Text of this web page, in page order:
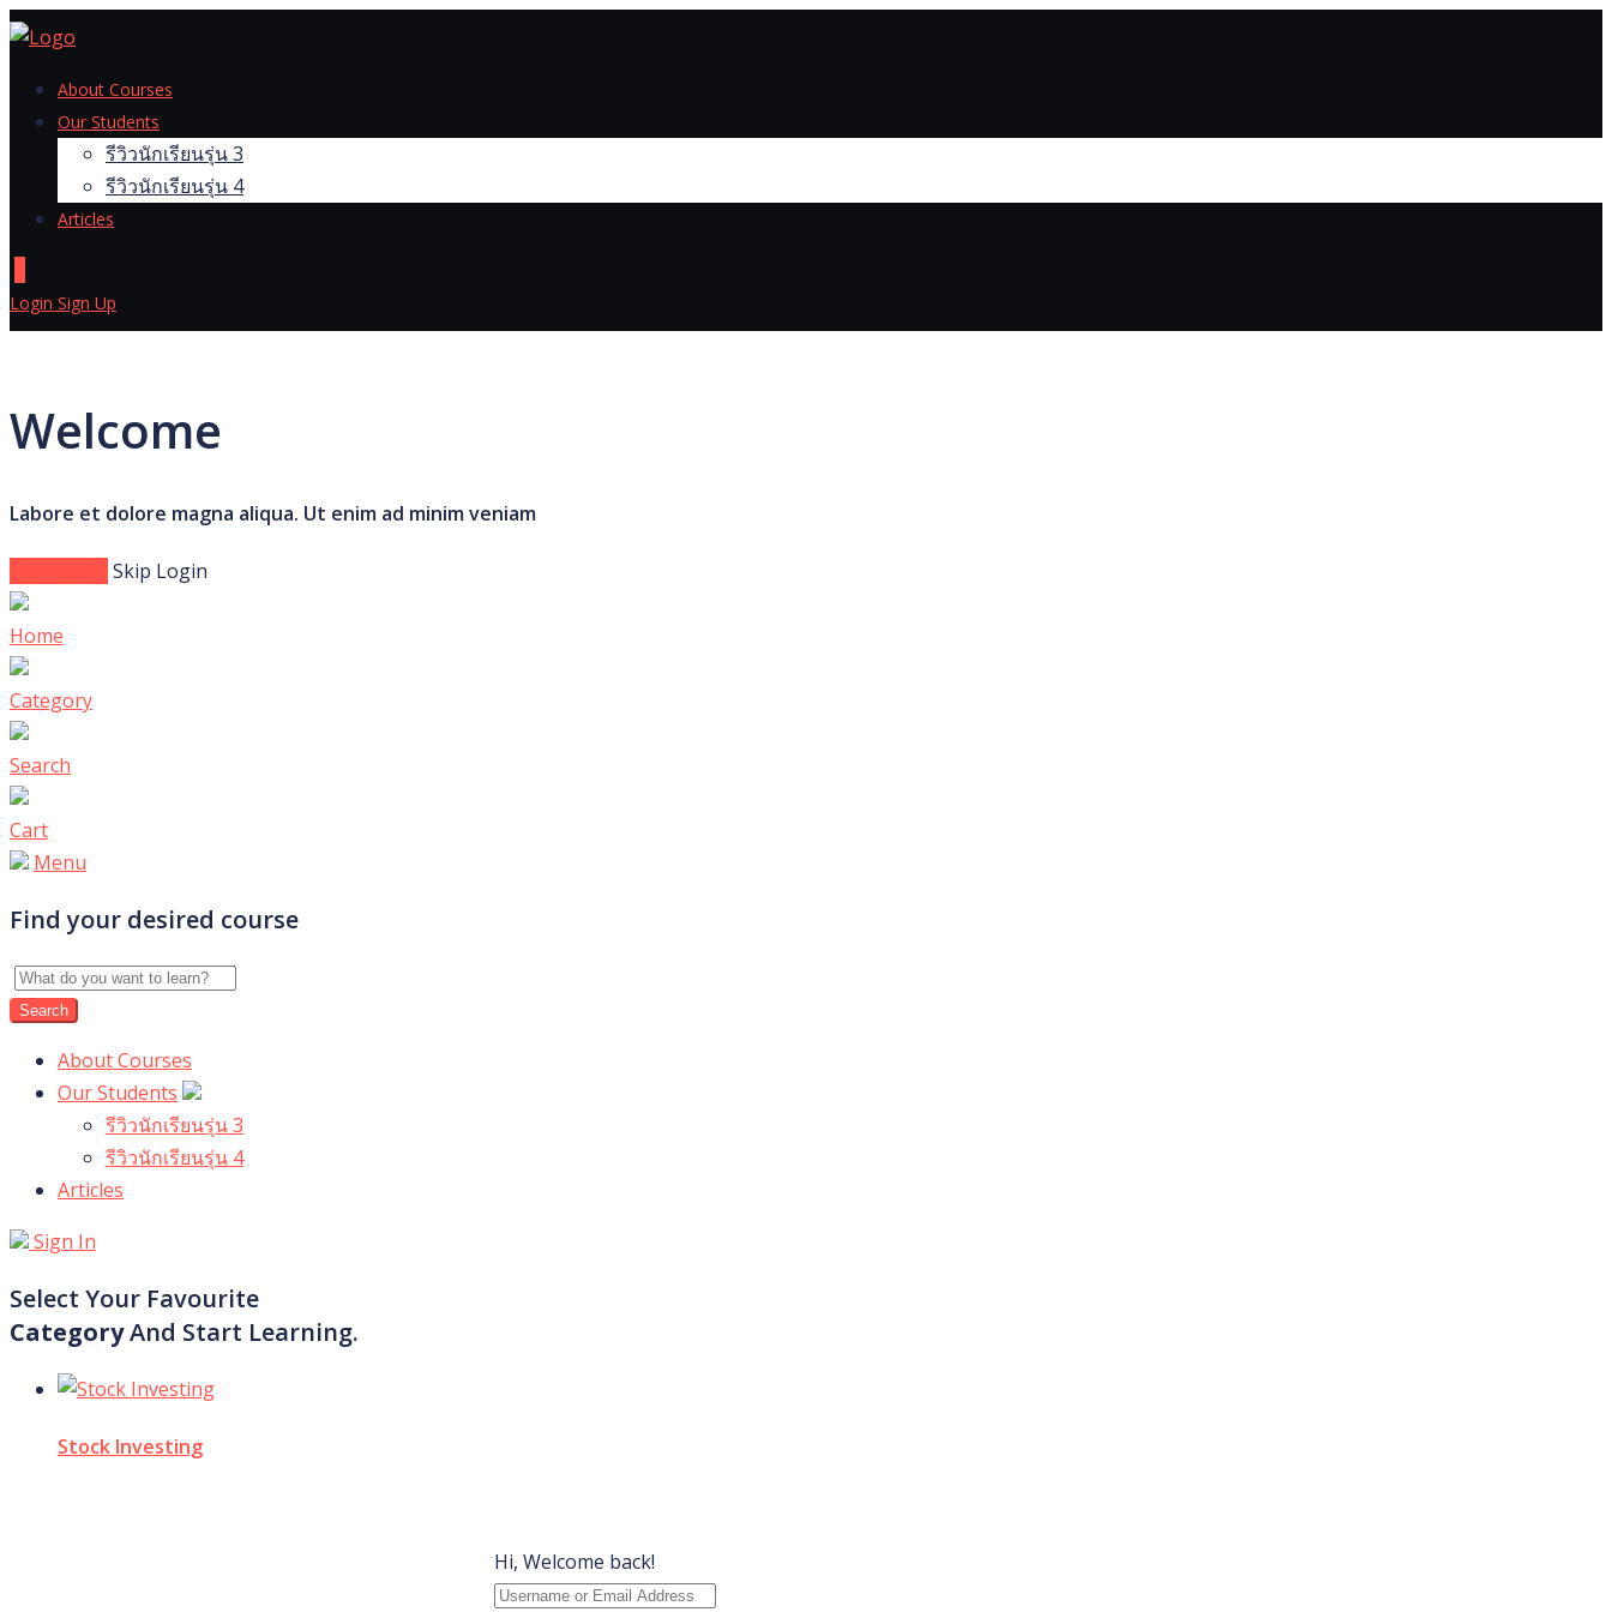
Skip
contentAbout Courses
Our Students
รีวิวนักเรียนรุ่น 3
รีวิวนักเรียนรุ่น 4
Articles
Login Sign Up
Welcome
Labore et dolore magna aliqua. Ut enim ad minim veniam
Skip Login
Home
Category
Search
Cart
Menu
Find your desired course
About Courses
Our Students
รีวิวนักเรียนรุ่น 3
รีวิวนักเรียนรุ่น 4
Articles
Sign In
Select Your Favourite
CategoryAnd Start Learning.
Stock Investing
Hi, Welcome back!